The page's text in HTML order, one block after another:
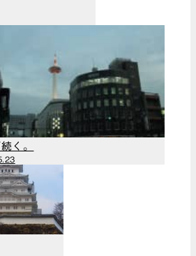
（1）
（1）
2019年12月
（1）
2019年11月
（1）
く。